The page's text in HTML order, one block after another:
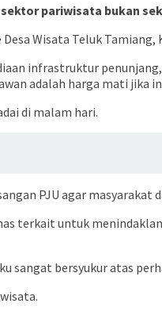
pariwisata bukan
Wisata Teluk Tamiang,
infrastruktur
adalah harga mati jika
di malam hari.
PJU agar
terkait untuk
sangat bersyukur atas